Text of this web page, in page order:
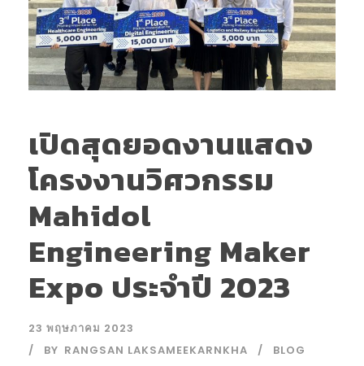
เปิดสุดยอดงานแสดง
โครงงานวิศวกรรม
Mahidol
Engineering Maker
Expo ประจำปี 2023
23 พฤษภาคม 2023
BY RANGSAN LAKSAMEEKARNKHA BLOG